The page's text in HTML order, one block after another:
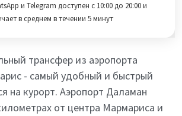
и Telegram доступен с 10:00 до 20:00 и
в среднем в течении 5 минут
трансфер из аэропорта
- самый удобный и быстрый
на курорт. Аэропорт Даламан
от центра Мармариса и